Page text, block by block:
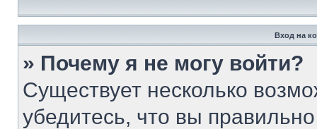
Вход на
» Почему я не могу войти?
Существует несколько
убедитесь, что вы